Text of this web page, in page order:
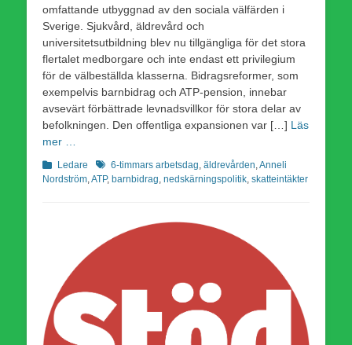
omfattande utbyggnad av den sociala välfärden i
Sverige. Sjukvård, äldrevård och
universitetsutbildning blev nu tillgängliga för det stora
flertalet medborgare och inte endast ett privilegium
för de välbeställda klasserna. Bidragsreformer, som
exempelvis barnbidrag och ATP-pension, innebar
avsevärt förbättrade levnadsvillkor för stora delar av
befolkningen. Den offentliga expansionen var […] Läs
mer …
Kategorier
Ledare Etiketter
6-timmars arbetsdag äldrevården Anneli
Nordström ATP, barnbidrag nedskärningspolitik skatteintäkter